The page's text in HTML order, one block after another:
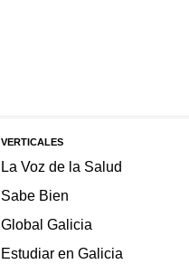
VERTICALES
La Voz de la Salud
Sabe Bien
Global Galicia
Estudiar en Galicia